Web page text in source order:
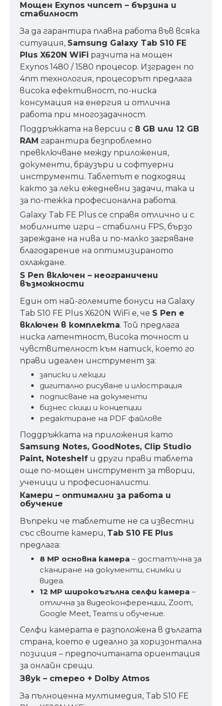
Мощен Exynos чипсет – бързина и
стабилност
За да гарантира плавна работа във всяка
ситуация, Samsung Galaxy Tab S10 FE
Plus X620N WiFi разчита на мощен
Exynos 1480 / 1580 процесор. Изграден по
4nm технология, процесорът предлага
висока ефективност, по-ниска
консумация на енергия и отлична
работа при многозадачност.
Поддръжката на версии с 8 GB или 12 GB
RAM гарантира безпроблемно
превключване между приложения,
документи, браузъри и софтуерни
инструменти. Таблетът е подходящ
както за леки ежедневни задачи, така и
за по-тежка професионална работа.
Galaxy Tab FE Plus се справя отлично и с
мобилните игри – стабилни FPS, бързо
зареждане на нива и по-малко загряване
благодарение на оптимизираното
охлаждане.
S Pen включен – неограничени
възможности
Един от най-големите бонуси на Galaxy
Tab S10 FE Plus X620N WiFi е, че S Pen е
включен в комплекта. Той предлага
ниска латентност, висока точност и
чувствителност към натиск, което го
прави идеален инструмент за:
записки и лекции
дигитално рисуване и илюстрация
подписване на документи
бизнес скици и концепции
редактиране на PDF файлове
Поддръжката на приложения като
Samsung Notes, GoodNotes, Clip Studio
Paint, Noteshelf и други прави таблета
още по-мощен инструмент за творци,
ученици и професионалисти.
Камери – оптимални за работа и
обучение
Въпреки че таблетите не са известни
със своите камери, Tab S10 FE Plus
предлага:
8 MP основна камера – достатъчна за
сканиране на документи, снимки и
видеа.
12 MP широкоъгълна селфи камера –
отлична за видеоконференции, Zoom,
Google Meet, Teams и обучение.
Селфи камерата е разположена в дългата
страна, което е идеално за хоризонтална
позиция – предпочитаната ориентация
за онлайн срещи.
Звук – стерео + Dolby Atmos
За пълноценна мултимедия, Tab S10 FE